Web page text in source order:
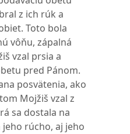
z ich rúk a
Toto bola
vôňu, zápalná
vzal prsia a
pred Pánom.
posvätenia, ako
Mojžiš vzal z
sa dostala na
rúcho, aj jeho